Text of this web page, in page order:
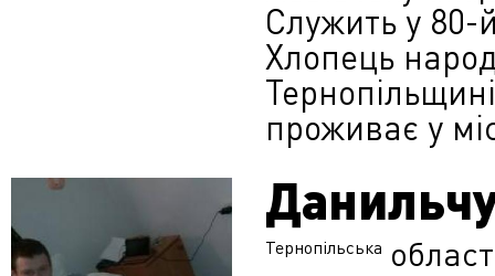
Служить у 80-
Хлопець
проживає у
Тернопільська